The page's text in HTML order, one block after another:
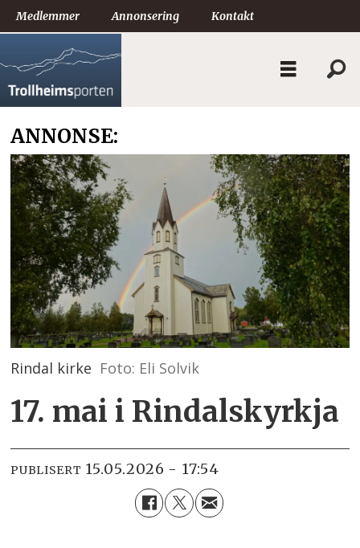
Medlemmer Annonsering Kontakt
ANNONSE:
Rindal kirke Foto: Eli Solvik
17. mai i Rindalskyrkja
PUBLISERT 15.05.2026 - 17:54